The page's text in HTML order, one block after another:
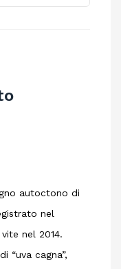
autoctono di
nel
nel 2014.
“uva cagna”,